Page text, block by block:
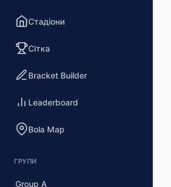
Стадіони
Сітка
Bracket Builder
Leaderboard
Bola Map
ГРУПИ
Group A